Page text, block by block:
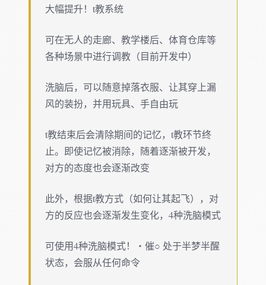
大幅提升！t教系统
可在无人的走廊、教学楼后、体育仓库等
各种场景中进行调教（目前开发中）
洗脑后，可以随意掉落衣服、让其穿上漏
风的装扮，并用玩具、手自由玩
t教结束后会清除期间的记忆，t教环节终
止。即使记忆被消除，随着逐渐被开发，
对方的态度也会逐渐改变
此外，根据t教方式（如何让其起飞），对
方的反应也会逐渐发生变化，4种洗脑模式
可使用4种洗脑模式！・催○ 处于半梦半醒
状态，会服从任何命令